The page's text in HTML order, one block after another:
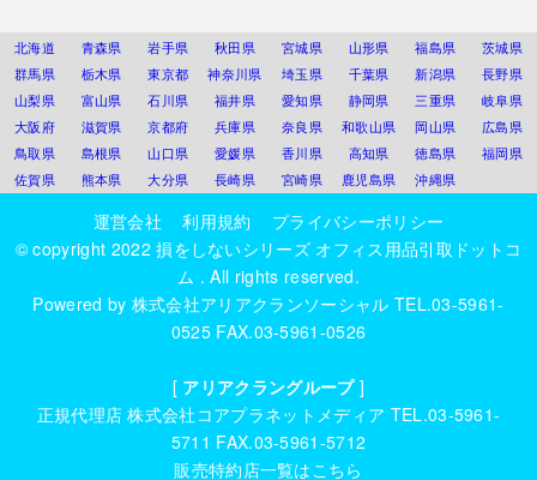
北海道 青森県 岩手県 秋田県 宮城県 山形県 福島県
茨城県
群馬県
栃木県 東京都 神奈川県 埼玉県 千葉県 新潟県
長野県
山梨県
富山県 石川県 福井県 愛知県 静岡県 三重県
岐阜県
大阪府
滋賀県 京都府 兵庫県 奈良県 和歌山県 岡山県
広島県
鳥取県
島根県 山口県 愛媛県 香川県 高知県 徳島県
福岡県
佐賀県
熊本県 大分県 長崎県 宮崎県 鹿児島県 沖縄県
運営会社 利用規約
プライバシーポリシー
© copyright 2022損をしないシリーズ オフィス用品引取ドットコ
ム . All rights reserved.
Powered by 株式会社アリアクランソーシャル TEL.03-5961-
0525 FAX.03-5961-0526
[ アリアクラングループ]
正規代理店株式会社コアプラネットメディア TEL.03-5961-
5711 FAX.03-5961-5712
販売特約店一覧はこちら